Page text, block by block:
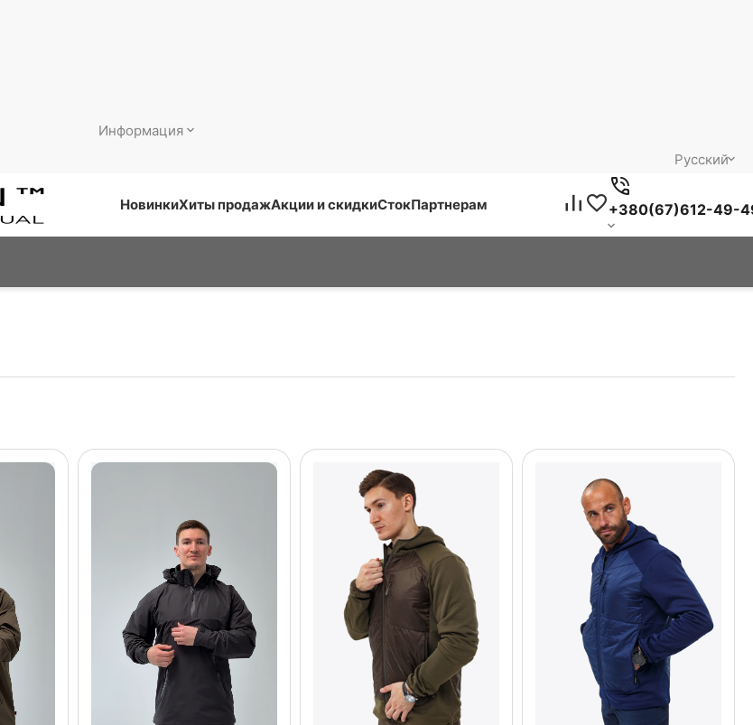
Информация
Русский
НовинкиХиты продажАкции и скидкиСтокПартнерам +380(67)612-49-